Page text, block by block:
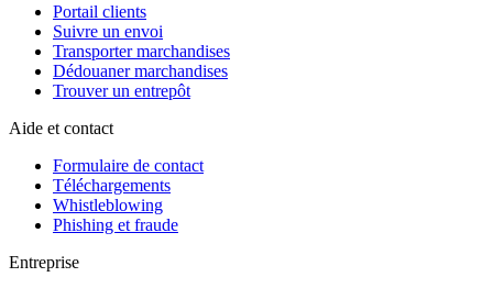
Portail clients
Suivre un envoi
Transporter marchandises
Dédouaner marchandises
Trouver un entrepôt
Aide et contact
Formulaire de contact
Téléchargements
Whistleblowing
Phishing et fraude
Entreprise